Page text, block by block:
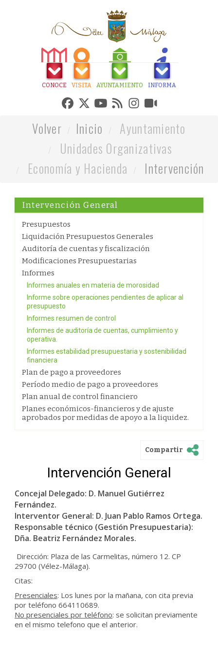
CONOCE VISITA AYUNTAMIENTO INFORMA
Volver Inicio
Ayuntamiento
Unidades Organizativas
Economía y Hacienda
Intervención
Intervención General
Presupuestos
Liquidación Presupuestos Generales
Auditoría de cuentas y fiscalización
Modificaciones Presupuestarias
Informes
Informes anuales en materia de morosidad
Informe sobre operaciones pendientes de aplicar al
presupuesto
Informes resumen de control
Informes de auditoría de cuentas, cumplimiento y
operativa.
Informes estabilidad presupuestaria y sostenibilidad
financiera
Plan de pago a proveedores
Período medio de pago a proveedores
Plan anual de control financiero
Planes económicos-financieros y de ajuste
aprobados por medidas de apoyo a la liquidez.
Compartir
Intervención General
Concejal Delegado: D. Manuel Gutiérrez
Fernández.
Interventor General: D. Juan Pablo Ramos Ortega.
Responsable técnico (Gestión Presupuestaria):
Dña. Beatriz Fernández Morales.
Dirección: Plaza de las Carmelitas, número 12. CP
29700 (Vélez-Málaga).
Citas:
Presenciales: Los lunes por la mañana, con cita previa
por teléfono 664110689.
No presenciales por teléfono: se solicitan previamente
en el mismo telefono que el anterior.